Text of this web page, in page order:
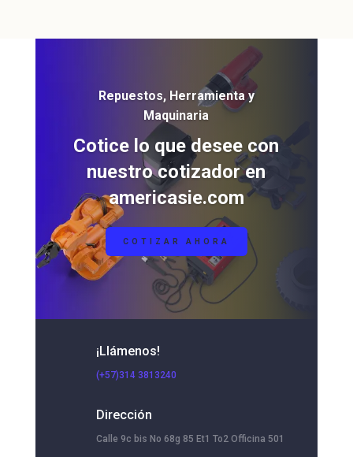
Repuestos, Herramienta y
Maquinaria
Cotice lo que desee con
nuestro cotizador en
americasie.com
COTIZAR AHORA
¡Llámenos!
(+57)314 3813240
Dirección
Calle 9c bis No 68g 85 Et1 To2 Officina 501